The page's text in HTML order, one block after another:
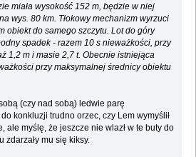
miała wysokość 152 m, będzie w niej
wys. 80 km. Tłokowy mechanizm wyrzuci
obiekt do samego szczytu. Lot do góry
spadek - razem 10 s nieważkości, przy
1,2 m i masie 2,7 t. Obecnie istniejąca
przy maksymalnej średnicy obiektu
(czy nad sobą) ledwie parę
konkluzji trudno orzec, czy Lem wymyślił
ale myślę, że jeszcze nie wlazł w te buty do
mu się kiksy.